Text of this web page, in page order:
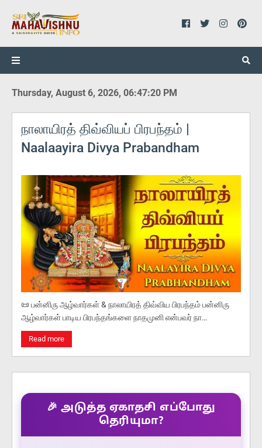
Thursday, August 6, 2026, 06:47:20 PM
நாலாயிரத் திவ்வியப் பிரபந்தம் |
Naalaayira Divya Prabandham
📜 பன்னிரு ஆழ்வார்கள் & நாலாயிரத் திவ்விய பிரபந்தம் பன்னிரு
ஆழ்வார்கள் பாடிய பிரபந்தங்களை நாதமுனி என்பவர் நா…
Read more
🎉 அடுத்த ஏகாதசி எப்போது
தெரியுமா?